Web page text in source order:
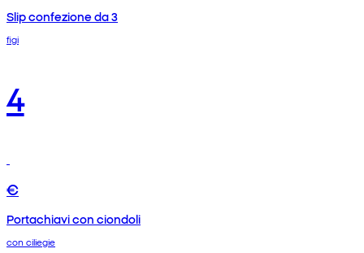
Slip confezione da 3
figi
4
€
Portachiavi con ciondoli
con ciliegie